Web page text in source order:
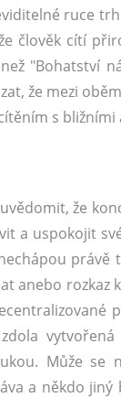
ruce
člověk cítí
"Bohatství
že mezi
s bližními
že
a uspokojit
anebo
Může
a někdo